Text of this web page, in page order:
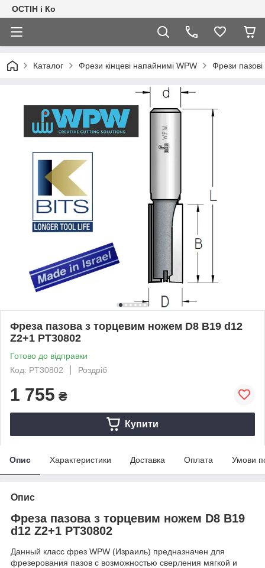
ОСТІН і Ко
Каталог Фрези кінцеві напайнимі WPW Фрези пазові
Фреза пазова з торцевим ножем D8 B19 d12
Z2+1 PT30802
Готово до відправки
Код: PT30802
Роздріб
1 755 ₴
Купити
Опис Характеристики Доставка Оплата Умови
Опис
Фреза пазова з торцевим ножем D8 B19
d12 Z2+1 PT30802
Данный класс фрез WPW (Израиль) предназначен для
фрезерования пазов с возможностью сверления мягкой и